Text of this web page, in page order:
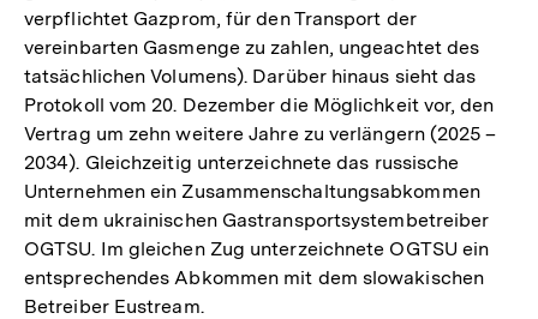
verpflichtet Gazprom, für den Transport der
vereinbarten Gasmenge zu zahlen, ungeachtet des
tatsächlichen Volumens). Darüber hinaus sieht das
Protokoll vom 20. Dezember die Möglichkeit vor, den
Vertrag um zehn weitere Jahre zu verlängern (2025 –
2034). Gleichzeitig unterzeichnete das russische
Unternehmen ein Zusammenschaltungsabkommen
mit dem ukrainischen Gastransportsystembetreiber
OGTSU. Im gleichen Zug unterzeichnete OGTSU ein
entsprechendes Abkommen mit dem slowakischen
Betreiber Eustream.